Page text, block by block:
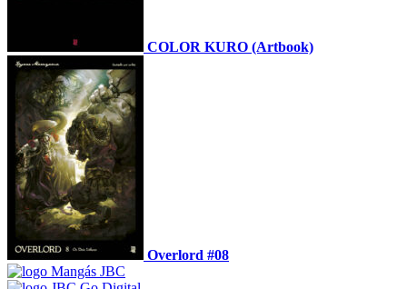
COLOR KURO (Artbook)
Overlord #08